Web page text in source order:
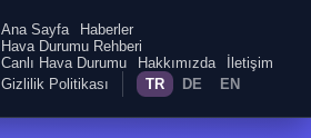
Ana Sayfa
Haberler
Hava Durumu Rehberi
Canlı Hava Durumu
Hakkımızda
İletişim
Gizlilik Politikası
TR DE EN